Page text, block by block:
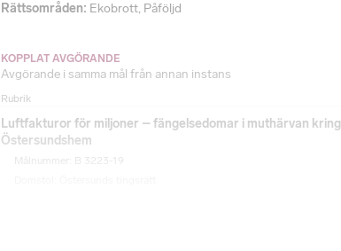
Rättsområden Ekobrott, Påföljd
KOPPLAT AVGÖRANDE
Avgörande i samma mål från annan instans
Rubrik
Luftfakturor för miljoner – fängelsedomar i muthärvan kring
Östersundshem
Målnummer: B 3223-19